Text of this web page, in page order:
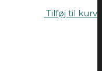
Tilføj til kurv